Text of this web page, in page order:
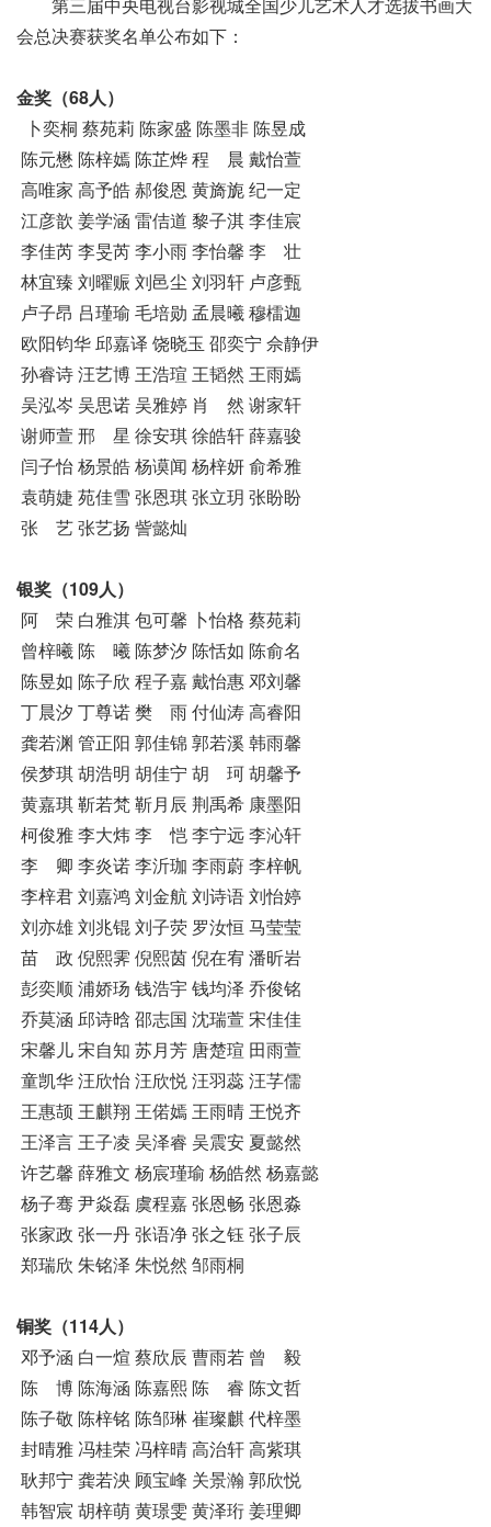
第三届中央电视台影视城全国少儿艺术人才选拔书画大
会总决赛获奖名单公布如下：
金奖（68人）
卜奕桐 蔡苑莉 陈家盛 陈墨非 陈昱成
陈元懋 陈梓嫣 陈芷烨 程 晨 戴怡萱
高唯家 高予皓 郝俊恩 黄旖旎 纪一定
江彦歆 姜学涵 雷佶道 黎子淇 李佳宸
李佳芮 李旻芮 李小雨 李怡馨 李 壮
林宜臻 刘曜赈 刘邑尘 刘羽轩 卢彦甄
卢子昂 吕瑾瑜 毛培勋 孟晨曦 穆檑迦
欧阳钧华 邱嘉译 饶晓玉 邵奕宁 佘静伊
孙睿诗 汪艺博 王浩瑄 王韬然 王雨嫣
吴泓岑 吴思诺 吴雅婷 肖 然 谢家轩
谢师萱 邢 星 徐安琪 徐皓轩 薛嘉骏
闫子怡 杨景皓 杨谟闻 杨梓妍 俞希雅
袁萌婕 苑佳雪 张恩琪 张立玥 张盼盼
张 艺 张艺扬 訾懿灿
银奖（109人）
阿 荣 白雅淇 包可馨 卜怡格 蔡苑莉
曾梓曦 陈 曦 陈梦汐 陈恬如 陈俞名
陈昱如 陈子欣 程子嘉 戴怡惠 邓刘馨
丁晨汐 丁尊诺 樊 雨 付仙涛 高睿阳
龚若渊 管正阳 郭佳锦 郭若溪 韩雨馨
侯梦琪 胡浩明 胡佳宁 胡 珂 胡馨予
黄嘉琪 靳若梵 靳月辰 荆禹希 康墨阳
柯俊雅 李大炜 李 恺 李宁远 李沁轩
李 卿 李炎诺 李沂珈 李雨蔚 李梓帆
李梓君 刘嘉鸿 刘金航 刘诗语 刘怡婷
刘亦雄 刘兆锟 刘子荧 罗汝恒 马莹莹
苗 政 倪熙霁 倪熙茵 倪在宥 潘昕岩
彭奕顺 浦娇玚 钱浩宇 钱均泽 乔俊铭
乔莫涵 邱诗晗 邵志国 沈瑞萱 宋佳佳
宋馨儿 宋自知 苏月芳 唐楚瑄 田雨萱
童凯华 汪欣怡 汪欣悦 汪羽蕊 汪芓儒
王惠颉 王麒翔 王偌嫣 王雨晴 王悦齐
王泽言 王子凌 吴泽睿 吴震安 夏懿然
许艺馨 薛雅文 杨宸瑾瑜 杨皓然 杨嘉懿
杨子骞 尹焱磊 虞程嘉 张恩畅 张恩淼
张家政 张一丹 张语净 张之钰 张子辰
郑瑞欣 朱铭泽 朱悦然 邹雨桐
铜奖（114人）
邓予涵 白一煊 蔡欣辰 曹雨若 曾 毅
陈 博 陈海涵 陈嘉熙 陈 睿 陈文哲
陈子敬 陈梓铭 陈邹琳 崔璨麒 代梓墨
封晴雅 冯桂荣 冯梓晴 高治轩 高紫琪
耿邦宁 龚若泱 顾宝峰 关景瀚 郭欣悦
韩智宸 胡梓萌 黄璟雯 黄泽珩 姜理卿